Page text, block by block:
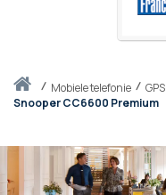
Thuismobiele telefonie GPS
Snooper CC6600 Premium